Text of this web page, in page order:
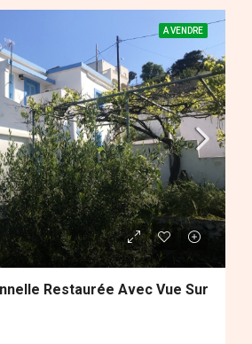
A VENDRE
Restaurée Avec Vue Sur